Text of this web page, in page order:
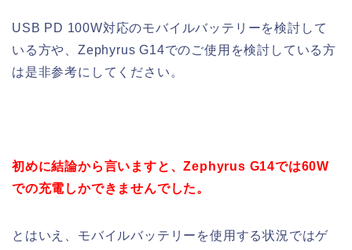
USB PD 100W対応のモバイルバッテリーを検討して
いる方や、Zephyrus G14でのご使用を検討している方
は是非参考にしてください。
初めに結論から言いますと、Zephyrus G14では60W
での充電しかできませんでした。
とはいえ、モバイルバッテリーを使用する状況ではゲ